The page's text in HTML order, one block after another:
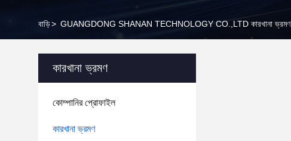
বাড়ি> GUANGDONG SHANAN TECHNOLOGY CO.,LTD কারখানা ভ্রমণ
কারখানা ভ্রমণ
কোম্পানির প্রোফাইল
কারখানা ভ্রমণ